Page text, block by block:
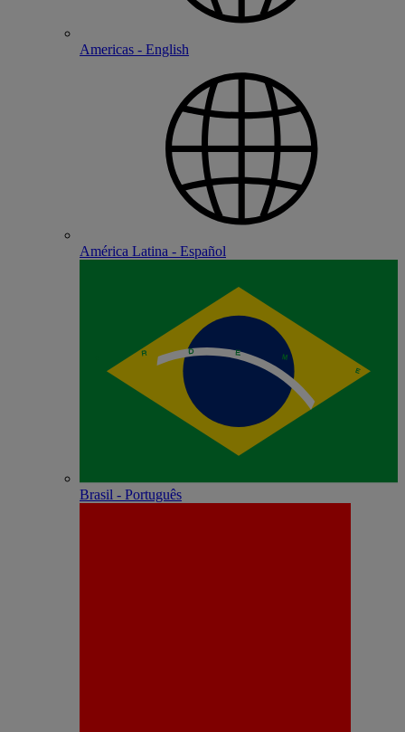
Americas - English
América Latina - Español
Brasil - Português